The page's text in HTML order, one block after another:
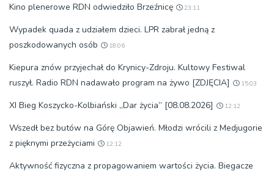
Kino plenerowe RDN odwiedziło Brzeźnicę 23:11
Wypadek quada z udziałem dzieci. LPR zabrał jedną z
poszkodowanych osób
18:06
Kiepura znów przyjechał do Krynicy-Zdroju. Kultowy Festiwal
ruszył. Radio RDN nadawało program na żywo [ZDJĘCIA]
15:03
XI Bieg Koszycko-Kolbiański „Dar życia” [08.08.2026] 12:12
Wszedł bez butów na Górę Objawień. Młodzi wrócili z Medjugorie
z pięknymi przeżyciami
12:12
Aktywność fizyczna z propagowaniem wartości życia. Biegacze